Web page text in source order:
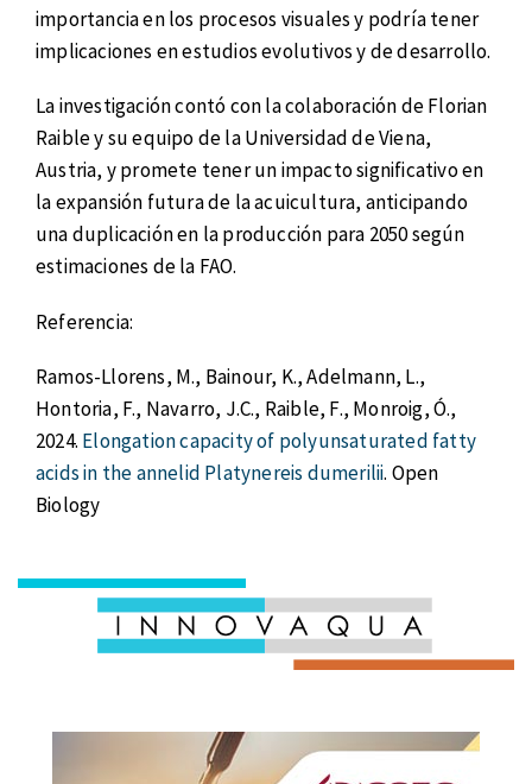
importancia en los procesos visuales y podría tener
implicaciones en estudios evolutivos y de desarrollo.
La investigación contó con la colaboración de Florian
Raible y su equipo de la Universidad de Viena,
Austria, y promete tener un impacto significativo en
la expansión futura de la acuicultura, anticipando
una duplicación en la producción para 2050 según
estimaciones de la FAO.
Referencia:
Ramos-Llorens, M., Bainour, K., Adelmann, L.,
Hontoria, F., Navarro, J.C., Raible, F., Monroig, Ó.,
2024. Elongation capacity of polyunsaturated fatty
acids in the annelid Platynereis dumerilii. Open
Biology